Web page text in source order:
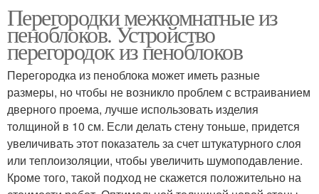
Перегородки межкомнатные из
пеноблоков. Устройство
перегородок из пеноблоков
Перегородка из пеноблока может иметь разные
размеры, но чтобы не возникло проблем с встраиванием
дверного проема, лучше использовать изделия
толщиной в 10 см. Если делать стену тоньше, придется
увеличивать этот показатель за счет штукатурного слоя
или теплоизоляции, чтобы увеличить шумоподавление.
Кроме того, такой подход не скажется положительно на